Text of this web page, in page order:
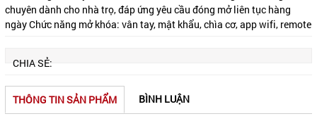
chuyên dành cho nhà trọ, đáp ứng yêu cầu đóng mở liên tục hàng
ngày Chức năng mở khóa: vân tay, mật khẩu, chìa cơ, app wifi, remote
CHIA SẺ:
THÔNG TIN SẢN PHẨM BÌNH LUẬN